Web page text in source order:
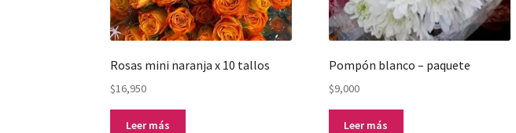
Rosas mini naranja x 10 tallos
$16,950
Leer más
Pompón blanco – paquete
$9,000
Leer más